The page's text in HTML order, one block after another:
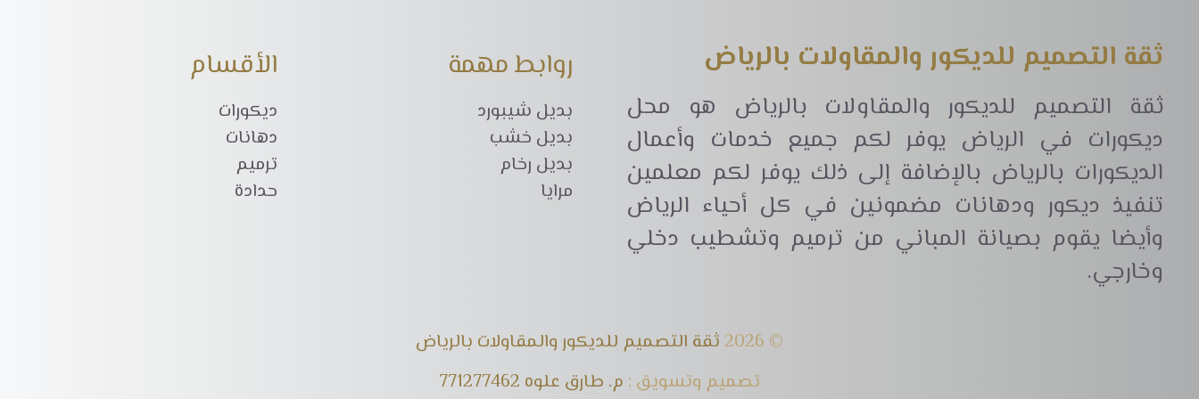
ثقة التصميم للديكور والمقاولات بالرياض
ثقة التصميم للديكور والمقاولات بالرياض هو محل
ديكورات في الرياض يوفر لكم جميع خدمات وأعمال
الديكورات بالرياض بالإضافة إلى ذلك يوفر لكم معلمين
تنفيذ ديكور ودهانات مضمونين في كل أحياء الرياض
وأيضا يقوم بصيانة المباني من ترميم وتشطيب دخلي
وخارجي.
روابط مهمة
بديل شيبورد
بديل خشب
بديل رخام
مرايا
الأقسام
ديكورات
دهانات
ترميم
حدادة
© 2026
ثقة التصميم للديكور والمقاولات بالرياض
تصميم وتسويق : م. طارق علوه 771277462